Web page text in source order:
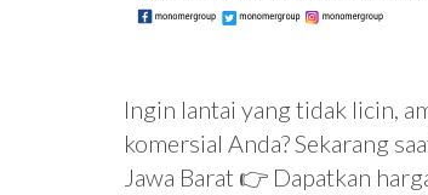
Ingin lantai yang tidak licin,
komersial Anda? Sekarang
Jawa Barat 👉 Dapatkan